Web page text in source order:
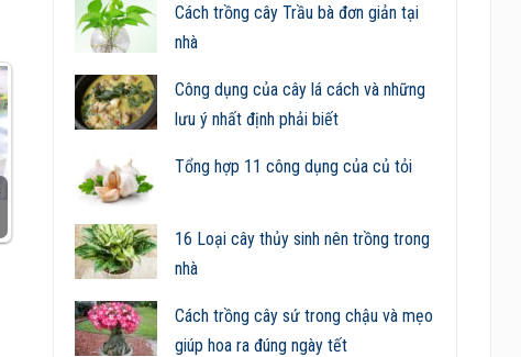
Cách trồng cây Trầu bà đơn giản tại
nhà
Công dụng của cây lá cách và những
lưu ý nhất định phải biết
Tổng hợp 11 công dụng của củ tỏi
16 Loại cây thủy sinh nên trồng trong
nhà
Cách trồng cây sứ trong chậu và mẹo
giúp hoa ra đúng ngày tết